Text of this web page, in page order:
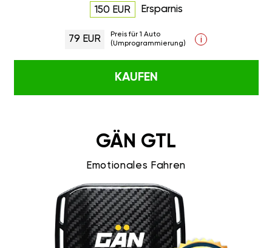
150 EUR Ersparnis
79 EUR
Preis für 1 Auto
(Umprogrammierung)
i
KAUFEN
GÄN GTL
Emotionales Fahren